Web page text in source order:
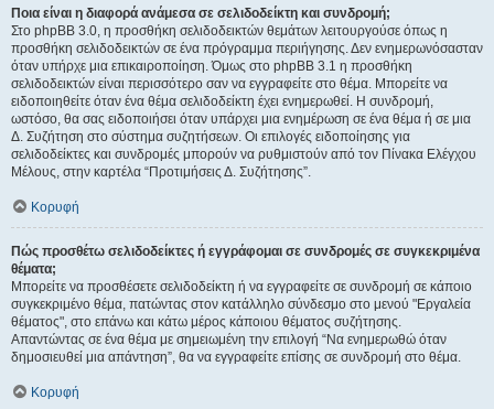
Ποια είναι η διαφορά ανάμεσα σε σελιδοδείκτη και συνδρομή;
Στο phpBB 3.0, η προσθήκη σελιδοδεικτών θεμάτων λειτουργούσε όπως η
προσθήκη σελιδοδεικτών σε ένα πρόγραμμα περιήγησης. Δεν ενημερωνόσασταν
όταν υπήρχε μια επικαιροποίηση. Όμως στο phpBB 3.1 η προσθήκη
σελιδοδεικτών είναι περισσότερο σαν να εγγραφείτε στο θέμα. Μπορείτε να
ειδοποιηθείτε όταν ένα θέμα σελιδοδείκτη έχει ενημερωθεί. Η συνδρομή,
ωστόσο, θα σας ειδοποιήσει όταν υπάρχει μια ενημέρωση σε ένα θέμα ή σε μια
Δ. Συζήτηση στο σύστημα συζητήσεων. Οι επιλογές ειδοποίησης για
σελιδοδείκτες και συνδρομές μπορούν να ρυθμιστούν από τον Πίνακα Ελέγχου
Μέλους, στην καρτέλα “Προτιμήσεις Δ. Συζήτησης”.
Κορυφή
Πώς προσθέτω σελιδοδείκτες ή εγγράφομαι σε συνδρομές σε συγκεκριμένα
θέματα;
Μπορείτε να προσθέσετε σελιδοδείκτη ή να εγγραφείτε σε συνδρομή σε κάποιο
συγκεκριμένο θέμα, πατώντας στον κατάλληλο σύνδεσμο στο μενού "Εργαλεία
θέματος", στο επάνω και κάτω μέρος κάποιου θέματος συζήτησης.
Απαντώντας σε ένα θέμα με σημειωμένη την επιλογή “Να ενημερωθώ όταν
δημοσιευθεί μια απάντηση”, θα να εγγραφείτε επίσης σε συνδρομή στο θέμα.
Κορυφή